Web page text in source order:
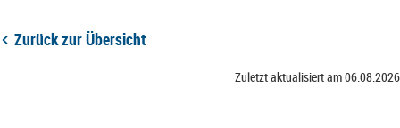
Zurück zur Übersicht
Zuletzt aktualisiert am 06.08.2026